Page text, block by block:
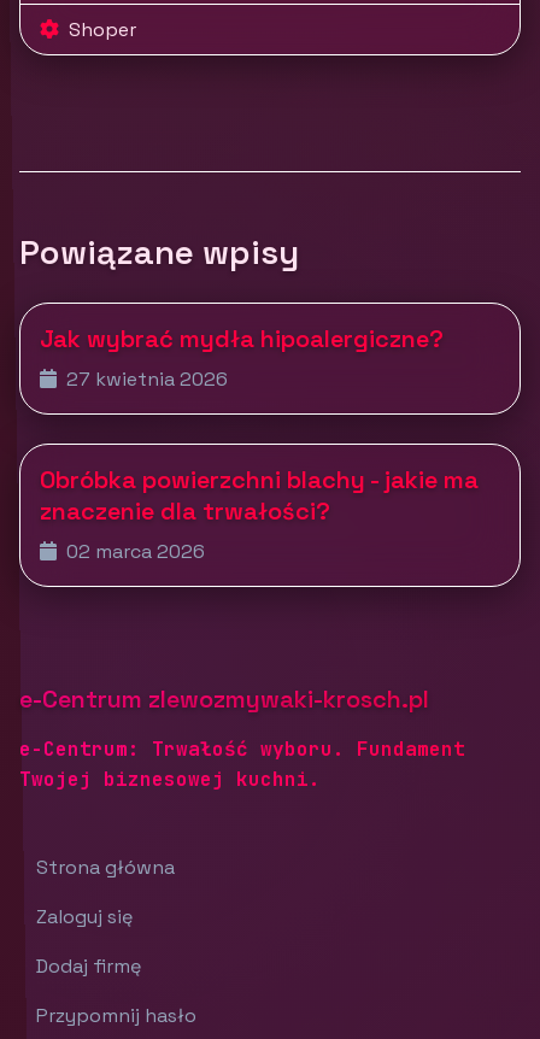
Shoper
Powiązane wpisy
Jak wybrać mydła hipoalergiczne?
27 kwietnia 2026
Obróbka powierzchni blachy - jakie ma
znaczenie dla trwałości?
02 marca 2026
e-Centrum zlewozmywaki-krosch.pl
e-Centrum: Trwałość wyboru. Fundament
Twojej biznesowej kuchni.
Strona główna
Zaloguj się
Dodaj firmę
Przypomnij hasło